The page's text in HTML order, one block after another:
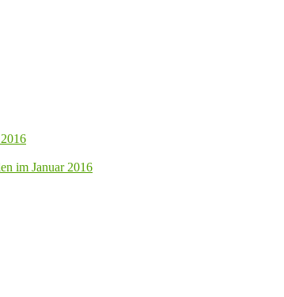
im Januar 2016